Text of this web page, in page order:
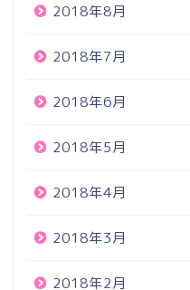
2018年8月
2018年7月
2018年6月
2018年5月
2018年4月
2018年3月
2018年2月